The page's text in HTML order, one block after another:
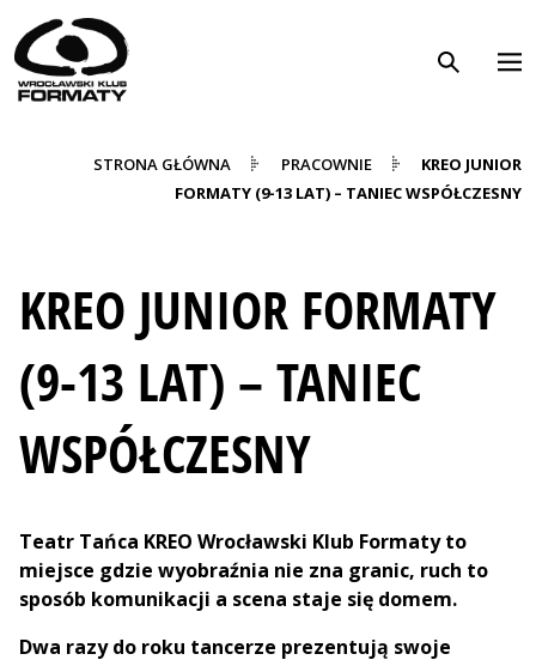
Przejdź do treści
WK Formaty. Strona główna
STRONA GŁÓWNA PRACOWNIE
KREO JUNIOR
FORMATY (9-13 LAT) – TANIEC WSPÓŁCZESNY
KREO JUNIOR FORMATY
(9-13 LAT) – TANIEC
WSPÓŁCZESNY
Teatr Tańca KREO Wrocławski Klub Formaty to
miejsce gdzie wyobraźnia nie zna granic, ruch to
sposób komunikacji a scena staje się domem.
Dwa razy do roku tancerze prezentują swoje